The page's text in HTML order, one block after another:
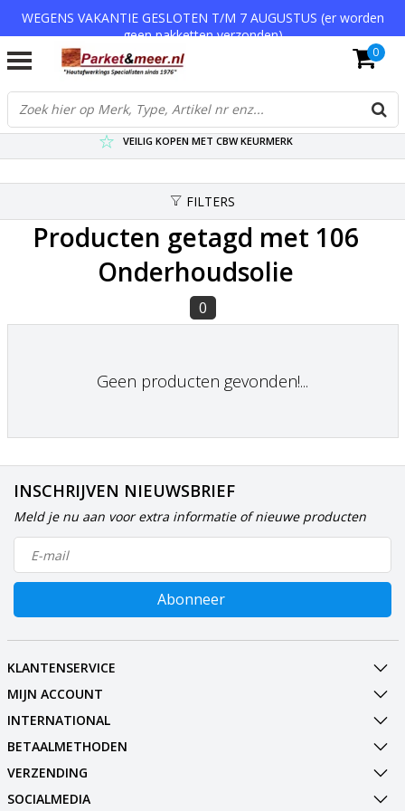
WEGENS VAKANTIE GESLOTEN T/M 7 AUGUSTUS (er worden
geen pakketten verzonden)
VERZENDKOSTEN € 7,95 (GRATIS VA €75,-)
SCHERPSTE PRIJZEN TOT WEL 75% KORTING !
VEILIG KOPEN MET CBW KEURMERK
0
FILTERS
Producten getagd met 106
Onderhoudsolie
0
Geen producten gevonden!...
INSCHRIJVEN NIEUWSBRIEF
Meld je nu aan voor extra informatie of nieuwe producten
Abonneer
KLANTENSERVICE
MIJN ACCOUNT
INTERNATIONAL
BETAALMETHODEN
VERZENDING
SOCIALMEDIA